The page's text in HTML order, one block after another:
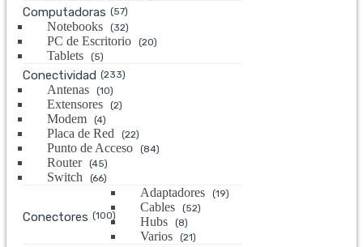
Computadoras (57)
Notebooks (32)
PC de Escritorio (20)
Tablets (5)
Conectividad (233)
Antenas (10)
Extensores (2)
Modem (4)
Placa de Red (22)
Punto de Acceso (84)
Router (45)
Switch (66)
Conectores (100)
Adaptadores (19)
Cables (52)
Hubs (8)
Varios (21)